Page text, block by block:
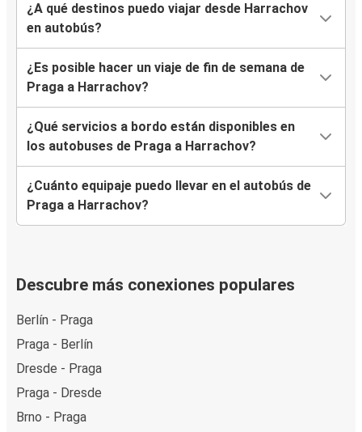
¿A qué destinos puedo viajar desde Harrachov
en autobús?
¿Es posible hacer un viaje de fin de semana de
Praga a Harrachov?
¿Qué servicios a bordo están disponibles en
los autobuses de Praga a Harrachov?
¿Cuánto equipaje puedo llevar en el autobús de
Praga a Harrachov?
Descubre más conexiones populares
Berlín - Praga
Praga - Berlín
Dresde - Praga
Praga - Dresde
Brno - Praga